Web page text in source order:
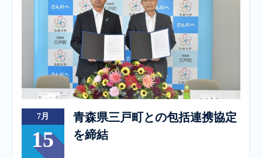
7月
15
青森県三戸町との包括連携協定
を締結